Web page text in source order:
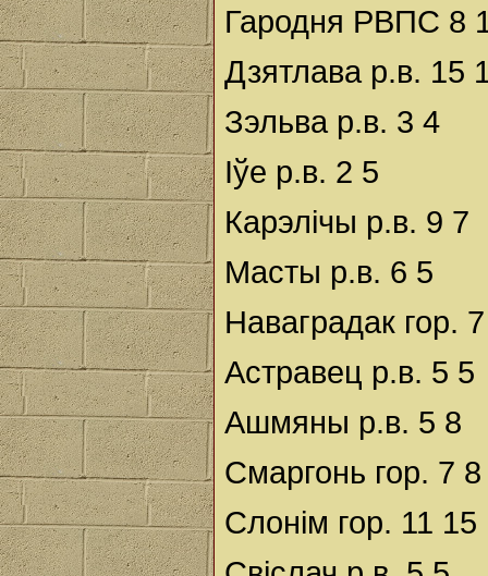
Гародня РВПС 8
Дзятлава р.в. 15
Зэльва р.в. 3 4
Іўе р.в. 2 5
Карэлічы р.в. 9 7
Масты р.в. 6 5
Наваградак гор.
Астравец р.в. 5 5
Ашмяны р.в. 5 8
Смаргонь гор. 7 8
Слонім гор. 11 15